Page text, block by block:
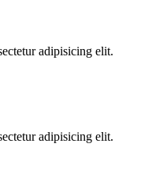
adipisicing elit.
adipisicing elit.